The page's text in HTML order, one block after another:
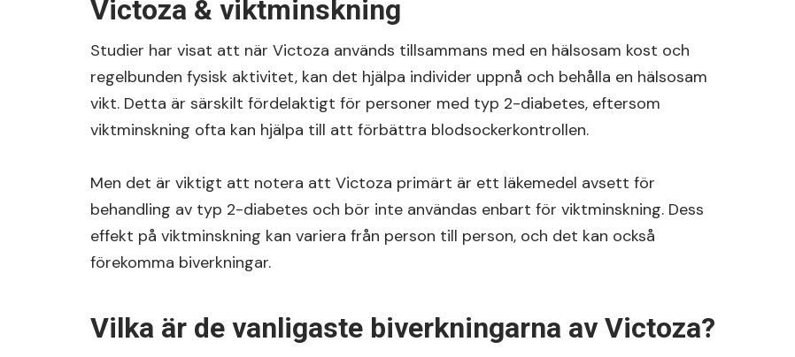
Victoza & viktminskning
Studier har visat att när Victoza används tillsammans med en hälsosam kost och
regelbunden fysisk aktivitet, kan det hjälpa individer uppnå och behålla en hälsosam
vikt. Detta är särskilt fördelaktigt för personer med typ 2-diabetes, eftersom
viktminskning ofta kan hjälpa till att förbättra blodsockerkontrollen.
Men det är viktigt att notera att Victoza primärt är ett läkemedel avsett för
behandling av typ 2-diabetes och bör inte användas enbart för viktminskning. Dess
effekt på viktminskning kan variera från person till person, och det kan också
förekomma biverkningar.
Vilka är de vanligaste biverkningarna av Victoza?